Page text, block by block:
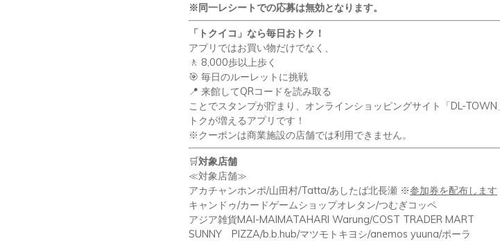
※同一レシートでの応募は無効となります。
「トクイコ」なら毎日おトク！
アプリではお買い物だけでなく、
🚶 8,000歩以上歩く
🎯 毎日のルーレットに挑戦
📍 来館してQRコードを読み取る
ことでスタンプが貯まり、オンラインショッピングサイト「DL-TOWN
トクが増えるアプリです！
※クーポンは商業施設の店舗では利用できません。
🛒対象店舗
≪対象店舗≫
アカチャンホンポ/山田村/Tatta/あしたば北長瀬 ※参加券を配布します
キャンドゥ/カードゲームショップオレタン/つむぎコッペ
アジア雑貨MAI-MAIMATAHARI Warung/COST TRADER MART
SUNNY
PIZZA/b.b.hub/マツモトキヨシ/anemos yuuna/ポーラ